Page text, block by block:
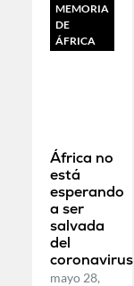
MEMORIA
DE
ÁFRICA
África no
está
esperando
a ser
salvada
del
coronavirus
mayo 28,